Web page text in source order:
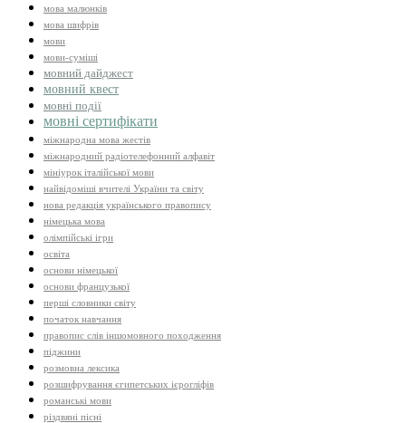
мова малюнків
мова шифрів
мови
мови-суміші
мовний дайджест
мовний квест
мовні події
мовні сертифікати
міжнародна мова жестів
міжнародний радіотелефонний алфавіт
мініурок італійської мови
найвідоміші вчителі України та світу
нова редакція українського правопису
німецька мова
олімпійські ігри
освіта
основи німецької
основи французької
перші словники світу
початок навчання
правопис слів іншомовного походження
піджини
розмовна лексика
розшифрування єгипетських ієрогліфів
романські мови
різдвяні пісні